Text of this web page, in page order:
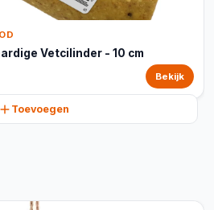
Vetcilinder - 10 cm
Bekijk
Toevoegen